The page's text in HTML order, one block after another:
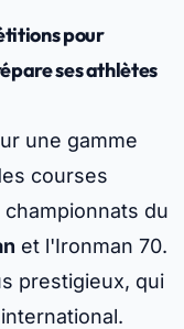
pour
ses athlètes
une gamme
courses
du
et l'Ironman 70.
prestigieux, qui